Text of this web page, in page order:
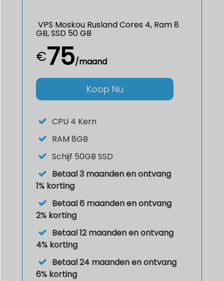
VPS Moskou Rusland Cores 4, Ram 8
GB, SSD 50 GB
€75/maand
Koop Nu
CPU 4 Kern
RAM 8GB
Schijf 50GB SSD
Betaal 3 maanden en ontvang
1% korting
Betaal 6 maanden en ontvang
2% korting
Betaal 12 maanden en ontvang
4% korting
Betaal 24 maanden en ontvang
6% korting